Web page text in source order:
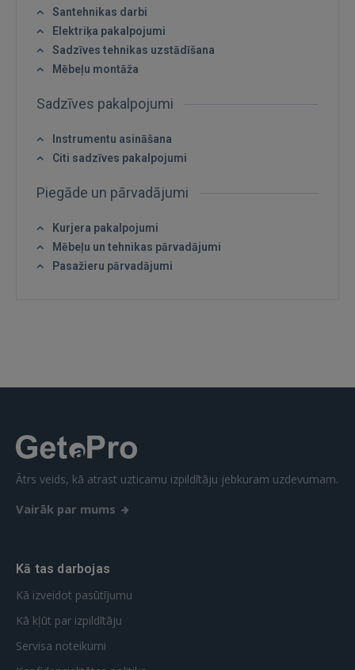
Ienākt
IENĀKT
FACEBOOK
GOOGLE
REĢISTRĀCIJA
Santehnikas darbi
Elektriķa pakalpojumi
Sadzīves tehnikas uzstādīšana
Mēbeļu montāža
Sadzīves pakalpojumi
Instrumentu asināšana
Citi sadzīves pakalpojumi
Piegāde un pārvadājumi
Kurjera pakalpojumi
Mēbeļu un tehnikas pārvadājumi
Pasažieru pārvadājumi
Ātrs veids, kā atrast uzticamu izpildītāju jebkuram uzdevumam.
Vairāk par mums
Kā tas darbojas
Kā izveidot pasūtījumu
Kā kļūt par izpildītāju
Servisa noteikumi